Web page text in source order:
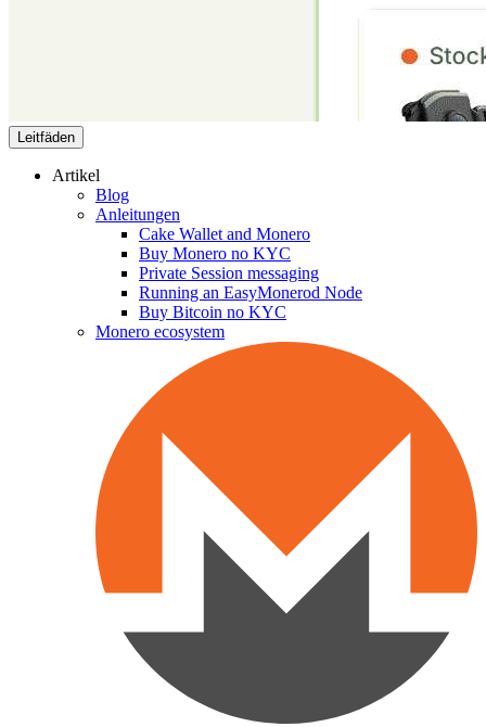
Leitfäden
Artikel
Blog
Anleitungen
Cake Wallet and Monero
Buy Monero no KYC
Private Session messaging
Running an EasyMonerod Node
Buy Bitcoin no KYC
Monero ecosystem